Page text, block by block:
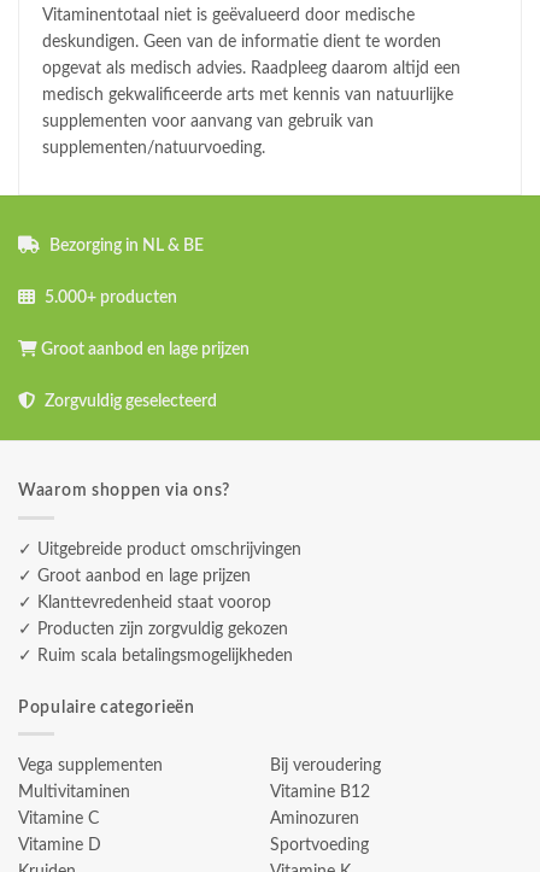
Vitaminentotaal niet is geëvalueerd door medische
deskundigen. Geen van de informatie dient te worden
opgevat als medisch advies. Raadpleeg daarom altijd een
medisch gekwalificeerde arts met kennis van natuurlijke
supplementen voor aanvang van gebruik van
supplementen/natuurvoeding.
Bezorging in NL & BE
5.000+ producten
Groot aanbod en lage prijzen
Zorgvuldig geselecteerd
Waarom shoppen via ons?
✓ Uitgebreide product omschrijvingen
✓ Groot aanbod en lage prijzen
✓ Klanttevredenheid staat voorop
✓ Producten zijn zorgvuldig gekozen
✓ Ruim scala betalingsmogelijkheden
Populaire categorieën
Vega supplementen
Multivitaminen
Vitamine C
Vitamine D
Bij veroudering
Vitamine B12
Aminozuren
Sportvoeding